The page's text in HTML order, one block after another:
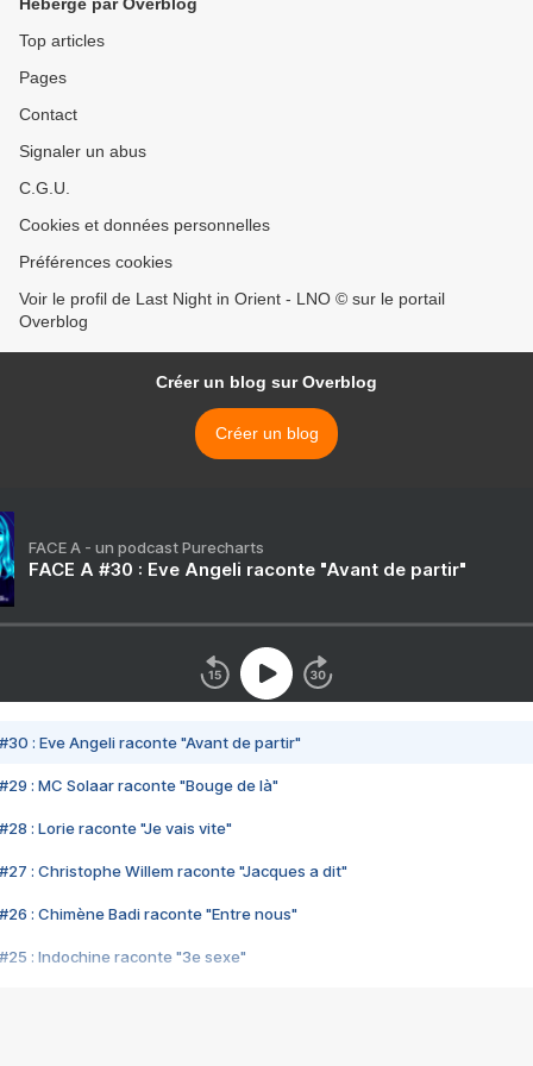
Top articles
Pages
Contact
Signaler un abus
C.G.U.
Cookies et données personnelles
Préférences cookies
Voir le profil de Last Night in Orient - LNO © sur le portail
Overblog
Créer un blog sur Overblog
Créer un blog
FACE A - un podcast Purecharts
FACE A #30 : Eve Angeli raconte "Avant de partir"
#30 : Eve Angeli raconte "Avant de partir"
#29 : MC Solaar raconte "Bouge de là"
#28 : Lorie raconte "Je vais vite"
#27 : Christophe Willem raconte "Jacques a dit"
#26 : Chimène Badi raconte "Entre nous"
#25 : Indochine raconte "3e sexe"